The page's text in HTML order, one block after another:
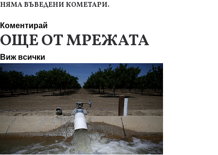
НЯМА ВЪВЕДЕНИ КОМЕТАРИ.
Коментирай
ОЩЕ ОТ МРЕЖАТА
Виж всички